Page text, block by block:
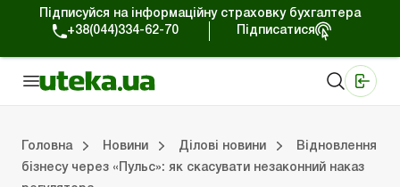
Підписуйся на інформаційну страховку бухгалтера
+38(044)334-62-70
Підписатися
Головна Новини Ділові новини
Відновлення
бізнесу через «Пульс»: як скасувати незаконний наказ